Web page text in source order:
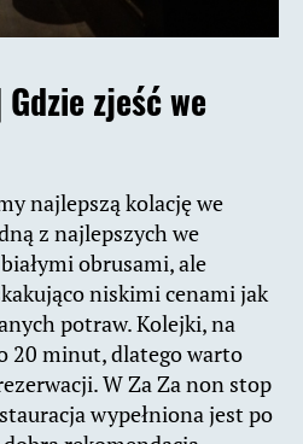
Gdzie zjeść we
najlepszą kolację we
z najlepszych we
obrusami, ale
niskimi cenami jak
potraw. Kolejki, na
20 minut, dlatego warto
W Za Za non stop
wypełniona jest po